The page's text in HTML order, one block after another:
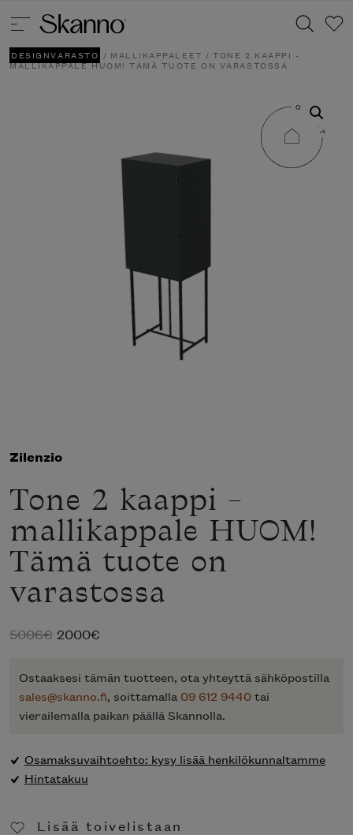
Type 2 or more characters for results.
DESIGNVARASTO / MALLIKAPPALEET / TONE 2 KAAPPI -
MALLIKAPPALE HUOM! TÄMÄ TUOTE ON VARASTOSSA
Zilenzio
Tone 2 kaappi –
mallikappale HUOM!
Tämä tuote on
varastossa
5006€ Alkuperäinen
oli:
5006€.
2000€
on:
2000€.
Ostaaksesi tämän tuotteen, ota yhteyttä sähköpostilla
sales@skanno.fi, soittamalla 09 612 9440 tai
vierailemalla paikan päällä Skannolla.
Osamaksuvaihtoehto: kysy lisää henkilökunnaltamme
Hintatakuu
Lisää toivelistaan